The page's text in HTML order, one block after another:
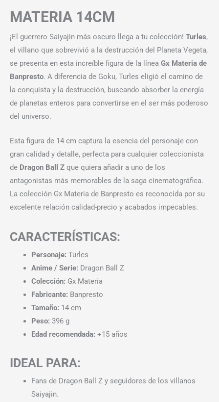
MATERIA 14CM
¡El guerrero Saiyajin más oscuro llega a tu colección! Turles,
el villano que sobrevivió a la destrucción del Planeta Vegeta,
se presenta en esta increíble figura de la línea Gx Materia de
Banpresto. A diferencia de Goku, Turles eligió el camino de
la conquista y la destrucción, buscando absorber la energía
de planetas enteros para convertirse en el ser más poderoso
del universo.
Esta figura de 14 cm captura la esencia del personaje con
gran calidad y detalle, perfecta para cualquier coleccionista
de Dragon Ball Z que quiera añadir a uno de los
antagonistas más memorables de la saga cinematográfica.
La colección Gx Materia de Banpresto es reconocida por su
excelente relación calidad-precio y acabados impecables.
CARACTERÍSTICAS:
Personaje: Turles
Anime / Serie: Dragon Ball Z
Colección: Gx Materia
Fabricante: Banpresto
Tamaño: 14 cm
Peso: 396 g
Edad recomendada: +15 años
IDEAL PARA:
Fans de Dragon Ball Z y seguidores de los villanos
Saiyajin.